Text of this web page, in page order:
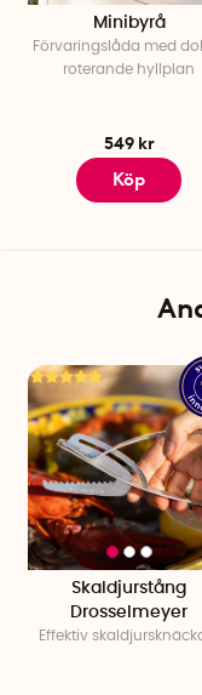
Minibyrå
Förvaringslåda med
roterande hyllplan
549 kr
Köp
Skaldjurstång
Drosselmeyer
Effektiv